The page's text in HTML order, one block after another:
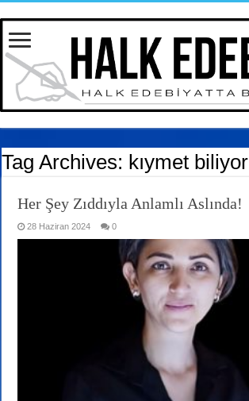
Tag Archives: kıymet biliyor
Her Şey Zıddıyla Anlamlı Aslında!
28 Haziran 2024 0